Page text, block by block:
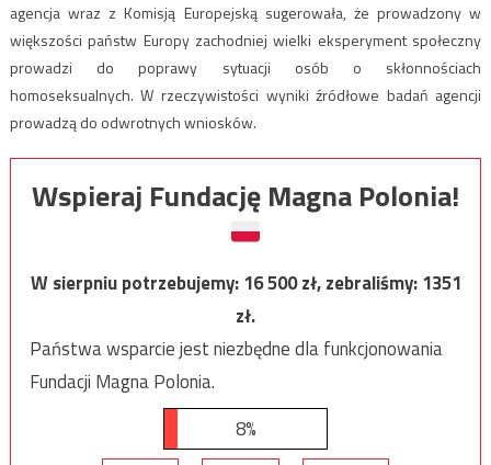
agencja wraz z Komisją Europejską sugerowała, że prowadzony w
większości państw Europy zachodniej wielki eksperyment społeczny
prowadzi do poprawy sytuacji osób o skłonnościach
homoseksualnych. W rzeczywistości wyniki źródłowe badań agencji
prowadzą do odwrotnych wniosków.
Wspieraj Fundację Magna Polonia!
W sierpniu potrzebujemy:16 500zł, zebraliśmy:1351
zł.
Państwa wsparcie jest niezbędne dla funkcjonowania
Fundacji Magna Polonia.
8%